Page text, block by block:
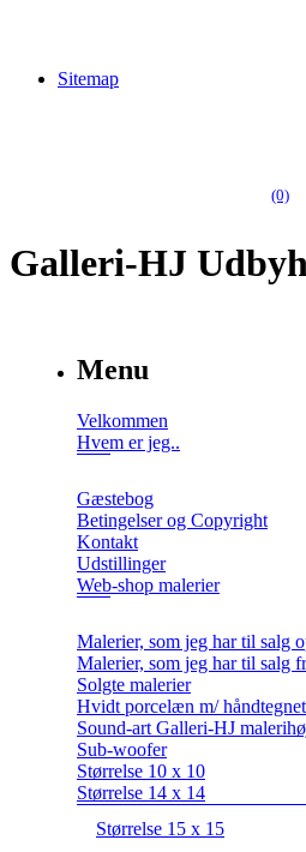
Sitemap
(0)
Galleri-HJ
Menu
Velkommen
Hvem er jeg..
Gæstebog
Betingelser og Copyright
Kontakt
Udstillinger
Web-shop malerier
Malerier, som jeg har til salg
Malerier, som jeg har til salg
Solgte malerier
Hvidt porcelæn m/
Sound-art Galleri-HJ
Sub-woofer
Størrelse 10 x 10
Størrelse 14 x 14
Størrelse 15 x 15